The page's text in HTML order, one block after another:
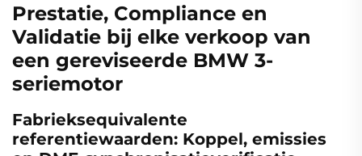
Prestatie, Compliance en
Validatie bij elke verkoop van
een gereviseerde BMW 3-
seriemotor
Fabrieksequivalente
referentiewaarden: Koppel, emissies